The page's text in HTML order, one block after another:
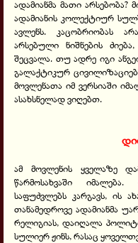
ადამიანმა მათი არსებობა?
ადამიანის კოლექტიურ
ავლენს. კაცობრიობას
არსებული ნიშნების
შეცვალა. თუ ადრე იგი
გალაქტიკურ
მოვლენათა იმ ვერსიაში
ასახსნელად ვიღებთ.
ამ მოვლენის ყველაზე
წარმოსახვაში
საფუძვლებს კარგავს, ის
თანამედროვე ადამიანმა
რელიგიას, დაიღალა
სულიერ ჟინს, რასაც